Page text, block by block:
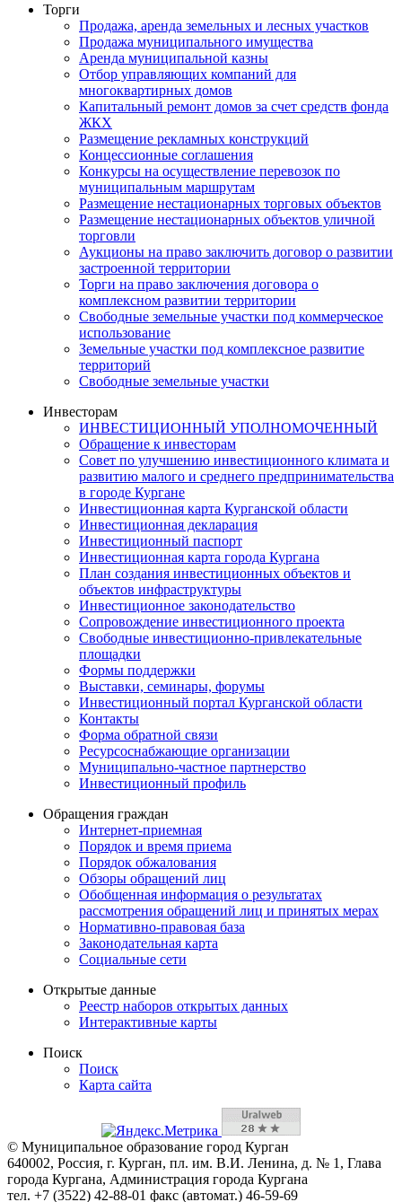
Торги
Продажа, аренда земельных и лесных участков
Продажа муниципального имущества
Аренда муниципальной казны
Отбор управляющих компаний для
многоквартирных домов
Капитальный ремонт домов за счет средств фонда
ЖКХ
Размещение рекламных конструкций
Концессионные соглашения
Конкурсы на осуществление перевозок по
муниципальным маршрутам
Размещение нестационарных торговых объектов
Размещение нестационарных объектов уличной
торговли
Аукционы на право заключить договор о развитии
застроенной территории
Торги на право заключения договора о
комплексном развитии территории
Свободные земельные участки под коммерческое
использование
Земельные участки под комплексное развитие
территорий
Свободные земельные участки
Инвесторам
ИНВЕСТИЦИОННЫЙ УПОЛНОМОЧЕННЫЙ
Обращение к инвесторам
Совет по улучшению инвестиционного климата и
развитию малого и среднего предпринимательства
в городе Кургане
Инвестиционная карта Курганской области
Инвестиционная декларация
Инвестиционный паспорт
Инвестиционная карта города Кургана
План создания инвестиционных объектов и
объектов инфраструктуры
Инвестиционное законодательство
Сопровождение инвестиционного проекта
Свободные инвестиционно-привлекательные
площадки
Формы поддержки
Выставки, семинары, форумы
Инвестиционный портал Курганской области
Контакты
Форма обратной связи
Ресурсоснабжающие организации
Муниципально-частное партнерство
Инвестиционный профиль
Обращения граждан
Интернет-приемная
Порядок и время приема
Порядок обжалования
Обзоры обращений лиц
Обобщенная информация о результатах
рассмотрения обращений лиц и принятых мерах
Нормативно-правовая база
Законодательная карта
Социальные сети
Открытые данные
Реестр наборов открытых данных
Интерактивные карты
Поиск
Поиск
Карта сайта
© Муниципальное образование город Курган
640002, Россия, г. Курган, пл. им. В.И. Ленина, д. № 1, Глава
города Кургана, Администрация города Кургана
тел. +7 (3522) 42-88-01 факс (автомат.) 46-59-69